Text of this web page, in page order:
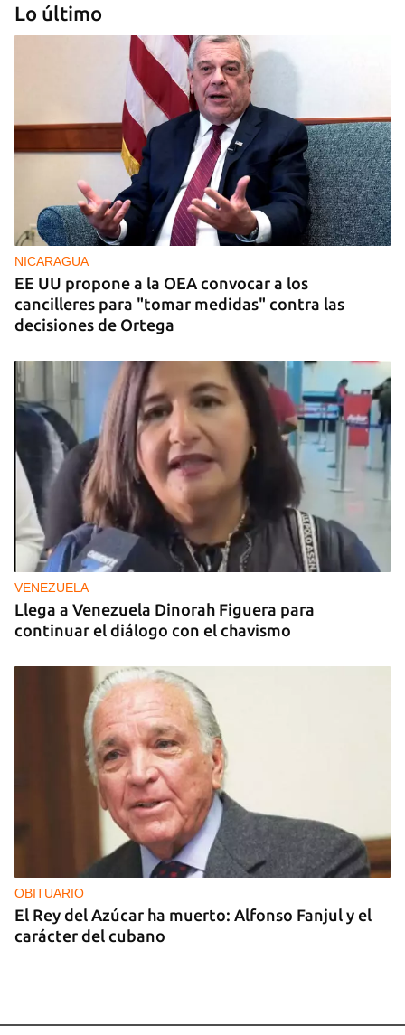
El Movimiento Sin Tierra de Brasil dona siete
toneladas de medicamentos a Cuba
Lo último
NICARAGUA
EE UU propone a la OEA convocar a los
cancilleres para "tomar medidas" contra las
decisiones de Ortega
VENEZUELA
Llega a Venezuela Dinorah Figuera para
continuar el diálogo con el chavismo
OBITUARIO
El Rey del Azúcar ha muerto: Alfonso Fanjul y el
carácter del cubano